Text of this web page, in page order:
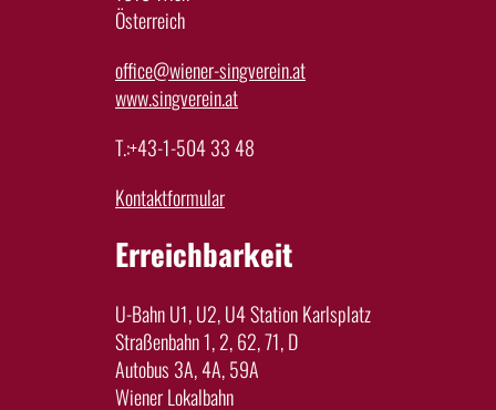
Österreich
office@wiener-singverein.at
www.singverein.at
T.:+43-1-504 33 48
Kontaktformular
Erreichbarkeit
U-Bahn U1, U2, U4 Station Karlsplatz
Straßenbahn 1, 2, 62, 71, D
Autobus 3A, 4A, 59A
Wiener Lokalbahn